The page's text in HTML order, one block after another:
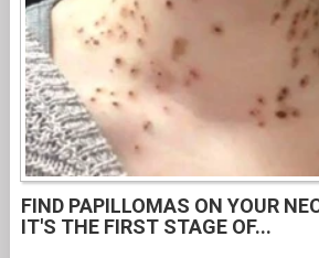
FIND PAPILLOMAS ON YOUR
IT'S THE FIRST STAGE OF...